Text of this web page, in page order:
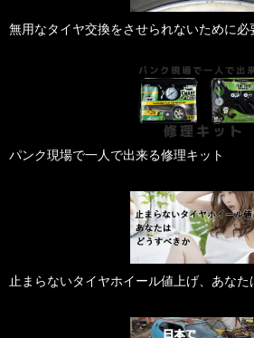
無用なタイヤ交換をさせられないために必
パンク現場で一人で出来る修理キット
止まらないタイヤホイール値上げ、あなた